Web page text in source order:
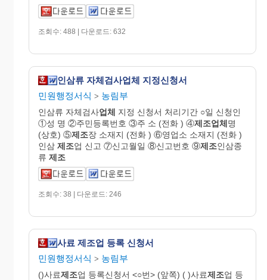
조회수: 488 | 다운로드: 632
인삼류 자체검사업체 지정신청서
민원행정서식 > 농림부
인삼류 자체검사업체 지정 신청서 처리기간 ○일 신청인
①성 명 ②주민등록번호 ③주 소 (전화 ) ④제조업체명
(상호) ⑤제조장 소재지 (전화 ) ⑥영업소 소재지 (전화 )
인삼 제조업 신고 ⑦신고월일 ⑧신고번호 ⑨제조인삼종
류 제조
조회수: 38 | 다운로드: 246
사료 제조업 등록 신청서
민원행정서식 > 농림부
()사료제조업 등록신청서 <○번> (앞쪽) ( )사료제조업 등